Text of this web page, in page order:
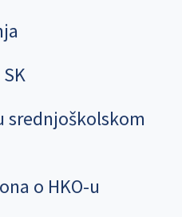
srednjoškolskom
o HKO-u